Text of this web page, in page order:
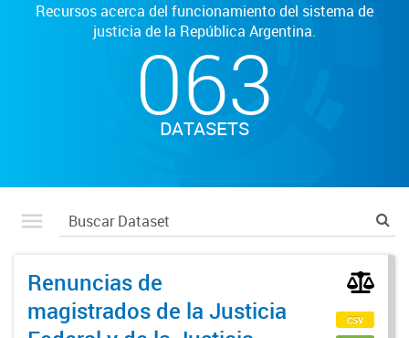
Recursos acerca del funcionamiento del sistema de
justicia de la República Argentina.
063
DATASETS
Renuncias de
magistrados de la Justicia
csv